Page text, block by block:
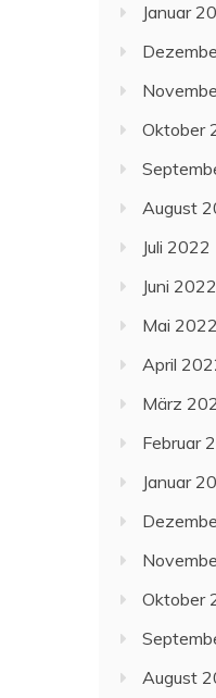
Januar
Oktober
August
Juli 2022
Juni 2022
Mai 2022
April
März
Februar
Januar
Oktober
August